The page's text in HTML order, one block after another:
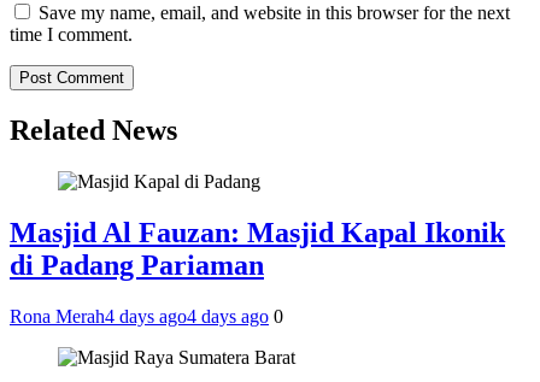
Save my name, email, and website in this browser for the next
time I comment.
Related News
Masjid Al Fauzan: Masjid Kapal Ikonik
di Padang Pariaman
Rona Merah4 days ago4 days ago 0